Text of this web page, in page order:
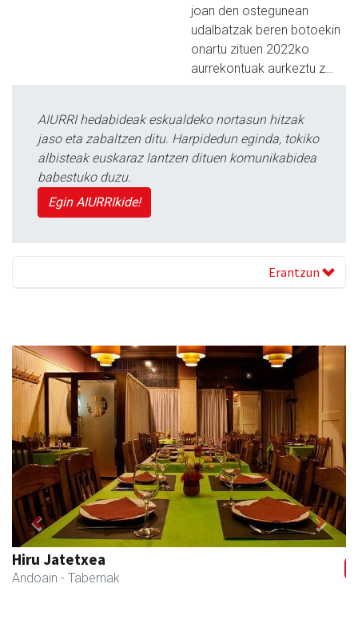
joan den ostegunean
udalbatzak beren botoekin
onartu zituen 2022ko
aurrekontuak aurkeztu z…
AIURRI hedabideak eskualdeko nortasun hitzak
jaso eta zabaltzen ditu. Harpidedun eginda, tokiko
albisteak euskaraz lantzen dituen komunikabidea
babestuko duzu.
Egin AIURRIkide!
Erantzun
Hiru Jatetxea
Andoain - Tabernak
Previous Next